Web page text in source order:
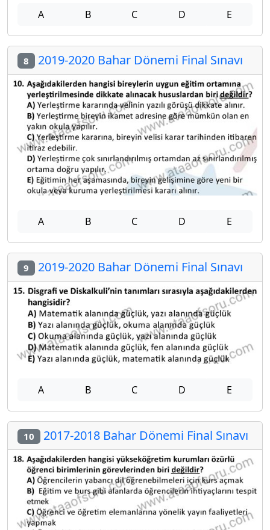
A B C D E
8 2019-2020 Bahar Dönemi Final Sınavı
A B C D E
9 2019-2020 Bahar Dönemi Final Sınavı
A B C D E
10 2017-2018 Bahar Dönemi Final Sınavı